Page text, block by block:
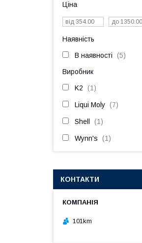
Ціна
Наявність
В наявності 5
Виробник
K2 1
Liqui Moly 7
Shell 1
Wynn's 1
КОНТАКТИ
101km